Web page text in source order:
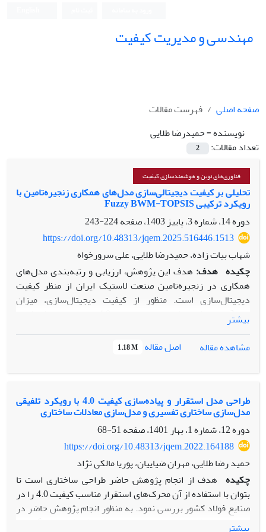
مهندسی و مدیریت کیفیت
صفحه اصلی
فهرست مقالات
نویسنده =حمیدرضا طلایی
تعداد مقالات:
2
فناوری‌های نوین و هوشمندسازی کیفیت
تحلیلی بر کیفیت دیجیتالی‌سازی مدل‌های همکاری زنجیره‌تامین با
رویکرد ترکیبی Fuzzy BWM-TOPSIS
دوره 14، شماره 3، پاییز 1403، صفحه
224-243
https://doi.org/10.48313/jqem.2025.516446.1513
شهاب بیات زاده، حمیدرضا طلایی، علی سرورخواه
چکیده هدف: هدف این پژوهش، ارزیابی و رتبه‌بندی مدل‌های
همکاری در زنجیره‌تامین صنعت لاستیک ایران از منظر کیفیت
دیجیتال‌سازی است. منظور از کیفیت دیجیتال‌سازی، میزان
یکپارچگی، چابکی، تاب‌آوری و پایداری در زنجیره‌تامین است.
انتخاب صنعت لاستیک به‌دلیل پیچیدگی‌های عملیاتی و نیاز مبرم
به تحول دیجیتال در این صنعت بوده است.
روش‌شناسی پژوهش:در این پژوهش، از روش تصمیم‌گیری
TOPSIS استفاده شده است. ابتدا با نظر خبرگان، وزن معیارهای
کلیدی تعیین شد و سپس مدل‌های مختلف همکاری رتبه‌بندی
شدند. برای بررسی پایداری نتایج، تحلیل حساسیت روی تغییر
وزن معیارها نیز انجام شد.
یافته‌ها :نتایج نشان داد که مدل زنجیره‌تامین دیجیتال دارای
بالاترین کیفیت دیجیتال‌سازی است و معیار "یکپارچگی فناوری"
بیشترین اهمیت را دارد. همچنین تحلیل حساسیت نشان داد که
مدل دیجیتال در اکثر سناریوهای تغییر وزن، پایداری بالایی در
رتبه‌بندی دارد و نتایج از استحکام مناسبی برخوردارند.
اصالت/ارزش‌افزوده علمی:
بیشتر
مشاهده مقاله
اصل مقاله 1.18 M
طراحی مدل استقرار و پیاده‌سازی کیفیت 4.0 با رویکرد تلفیقی
مدل‌سازی ساختاری تفسیری و مدل‌سازی معادلات ساختاری
دوره 12، شماره 1، بهار 1401، صفحه
51-68
https://doi.org/10.48313/jqem.2022.164188
حمید رضا طلایی، مهران ضیاییان، پوریا مالکی نژاد
چکیده هدف از انجام پژوهش حاضر طراحی ساختاری است تا
بتوان با استفاده از آن محرک‌های استقرار مناسب کیفیت 4.0 را در
صنایع فولاد کشور بررسی نمود. به منظور انجام پژوهش حاضر در
ابتدا ده محرک با استفاده از ادبیات پژوهش شناسایی گردید.
بیشتر